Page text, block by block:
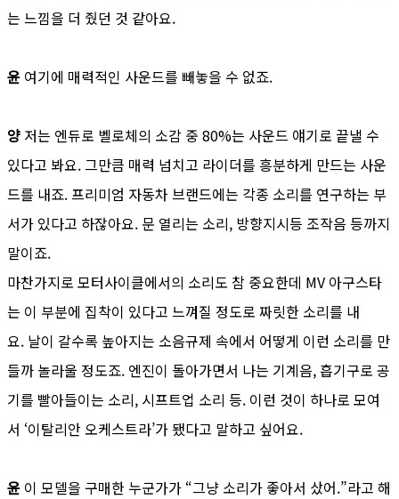
는 느낌을 더 줬던 것 같아요.
윤 여기에 매력적인 사운드를 빼놓을 수 없죠.
양 저는 엔듀로 벨로체의 소감 중 80%는 사운드 얘기로 끝낼 수
있다고 봐요. 그만큼 매력 넘치고 라이더를 흥분하게 만드는 사운
드를 내죠. 프리미엄 자동차 브랜드에는 각종 소리를 연구하는 부
서가 있다고 하잖아요. 문 열리는 소리, 방향지시등 조작음 등까지
말이죠.
마찬가지로 모터사이클에서의 소리도 참 중요한데 MV 아구스타
는 이 부분에 집착이 있다고 느껴질 정도로 짜릿한 소리를 내
요. 날이 갈수록 높아지는 소음규제 속에서 어떻게 이런 소리를 만
들까 놀라울 정도죠. 엔진이 돌아가면서 나는 기계음, 흡기구로 공
기를 빨아들이는 소리, 시프트업 소리 등. 이런 것이 하나로 모여
서 ‘이탈리안 오케스트라’가 됐다고 말하고 싶어요.
윤 이 모델을 구매한 누군가가 “그냥 소리가 좋아서 샀어.”라고 해